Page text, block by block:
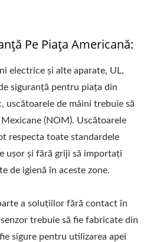
Pe Piața Americană:
electrice și alte aparate, UL,
siguranță pentru piața din
uscătoarele de mâini trebuie să
(NOM). Uscătoarele
respecta toate standardele
ușor și fără griji să importați
de igienă în aceste zone.
a soluțiilor fără contact în
trebuie să fie fabricate din
sigure pentru utilizarea apei